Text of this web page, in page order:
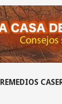
REMEDIOS